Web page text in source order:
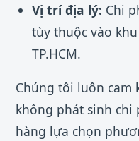
Vị trí địa lý: Chi
tùy thuộc vào
TP.HCM.
Chúng tôi luôn cam
không phát sinh chi
hàng lựa chọn